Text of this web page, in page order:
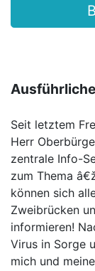
Seit letztem
Herr
zentrale Info-
zum Thema
können sich
Zweibrücken
informieren!
Virus in Sorge
mich und